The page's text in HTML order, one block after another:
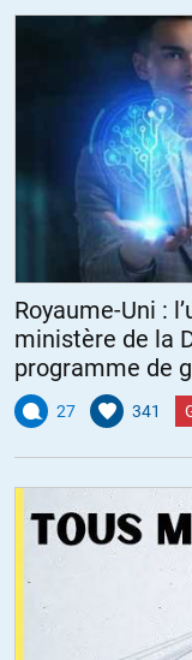
Royaume-Uni :
ministère de la
programme de
27 341